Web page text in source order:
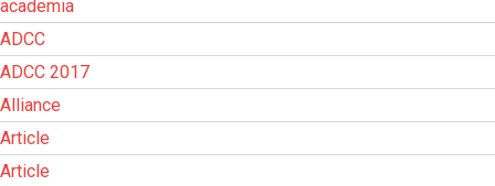
academia
ADCC
ADCC 2017
Alliance
Article
Article